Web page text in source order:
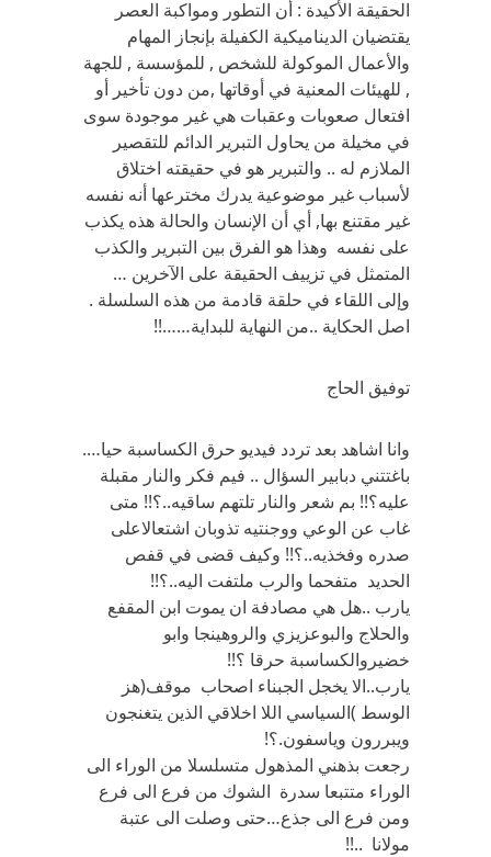
الحقيقة الأكيدة : أن التطور ومواكبة العصر
يقتضيان الديناميكية الكفيلة بإنجاز المهام
والأعمال الموكولة للشخص , للمؤسسة , للجهة
, للهيئات المعنية في أوقاتها ,من دون تأخير أو
افتعال صعوبات وعقبات هي غير موجودة سوى
في مخيلة من يحاول التبرير الدائم للتقصير
الملازم له .. والتبرير هو في حقيقته اختلاق
لأسباب غير موضوعية يدرك مخترعها أنه نفسه
غير مقتنع بها, أي أن الإنسان والحالة هذه يكذب
على نفسه وهذا هو الفرق بين التبرير والكذب
المتمثل في تزييف الحقيقة على الآخرين …
وإلى اللقاء في حلقة قادمة من هذه السلسلة .
اصل الحكاية ..من النهاية للبداية……!!
توفيق الحاج
وانا اشاهد بعد تردد فيديو حرق الكساسبة حيا….
باغتتني دبابير السؤال .. فيم فكر والنار مقبلة
عليه؟!! بم شعر والنار تلتهم ساقيه..؟!! متى
غاب عن الوعي ووجنتيه تذوبان اشتعالاعلى
صدره وفخذيه..؟!! وكيف قضى في قفص
الحديد متفحما والرب ملتفت اليه..؟!!
يارب ..هل هي مصادفة ان يموت ابن المقفع
والحلاج والبوعزيزي والروهينجا وابو
خضيروالكساسبة حرقا ؟!!
يارب..الا يخجل الجبناء اصحاب موقف(هز
الوسط )السياسي اللا اخلاقي الذين يتغنجون
ويبررون وياسفون.؟!
رجعت بذهني المذهول متسلسلا من الوراء الى
الوراء متتبعا سدرة الشوك من فرع الى فرع
ومن فرع الى جذع…حتى وصلت الى عتبة
مولانا ..!!